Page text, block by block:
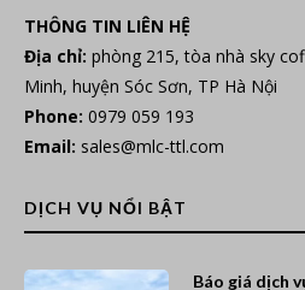
THÔNG TIN LIÊN HỆ
Địa chỉ: phòng 215, tòa nhà sky
Minh, huyện Sóc Sơn, TP Hà Nội
Phone: 0979 059 193
Email: sales@mlc-ttl.com
DỊCH VỤ NỔI BẬT
Báo giá dịch